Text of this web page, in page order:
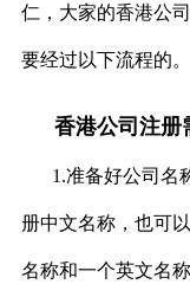
仁，大家的香港公
要经过以下流程的。
香港公司注册
1.准备好公司名
册中文名称，也可
名称和一个英文名称